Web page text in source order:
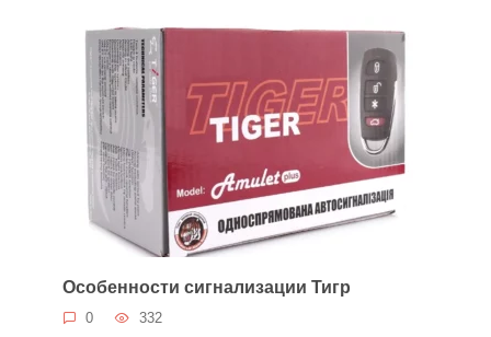
Особенности сигнализации Тигр
0 332